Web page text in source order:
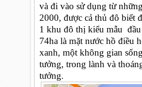
và đi vào sử dụng từ
2000, được cả thủ đô biết
1 khu đô thị kiểu mẫu
74ha là mặt nước hồ điều
xanh, một không gian
tưởng, trong lành và
tưởng.